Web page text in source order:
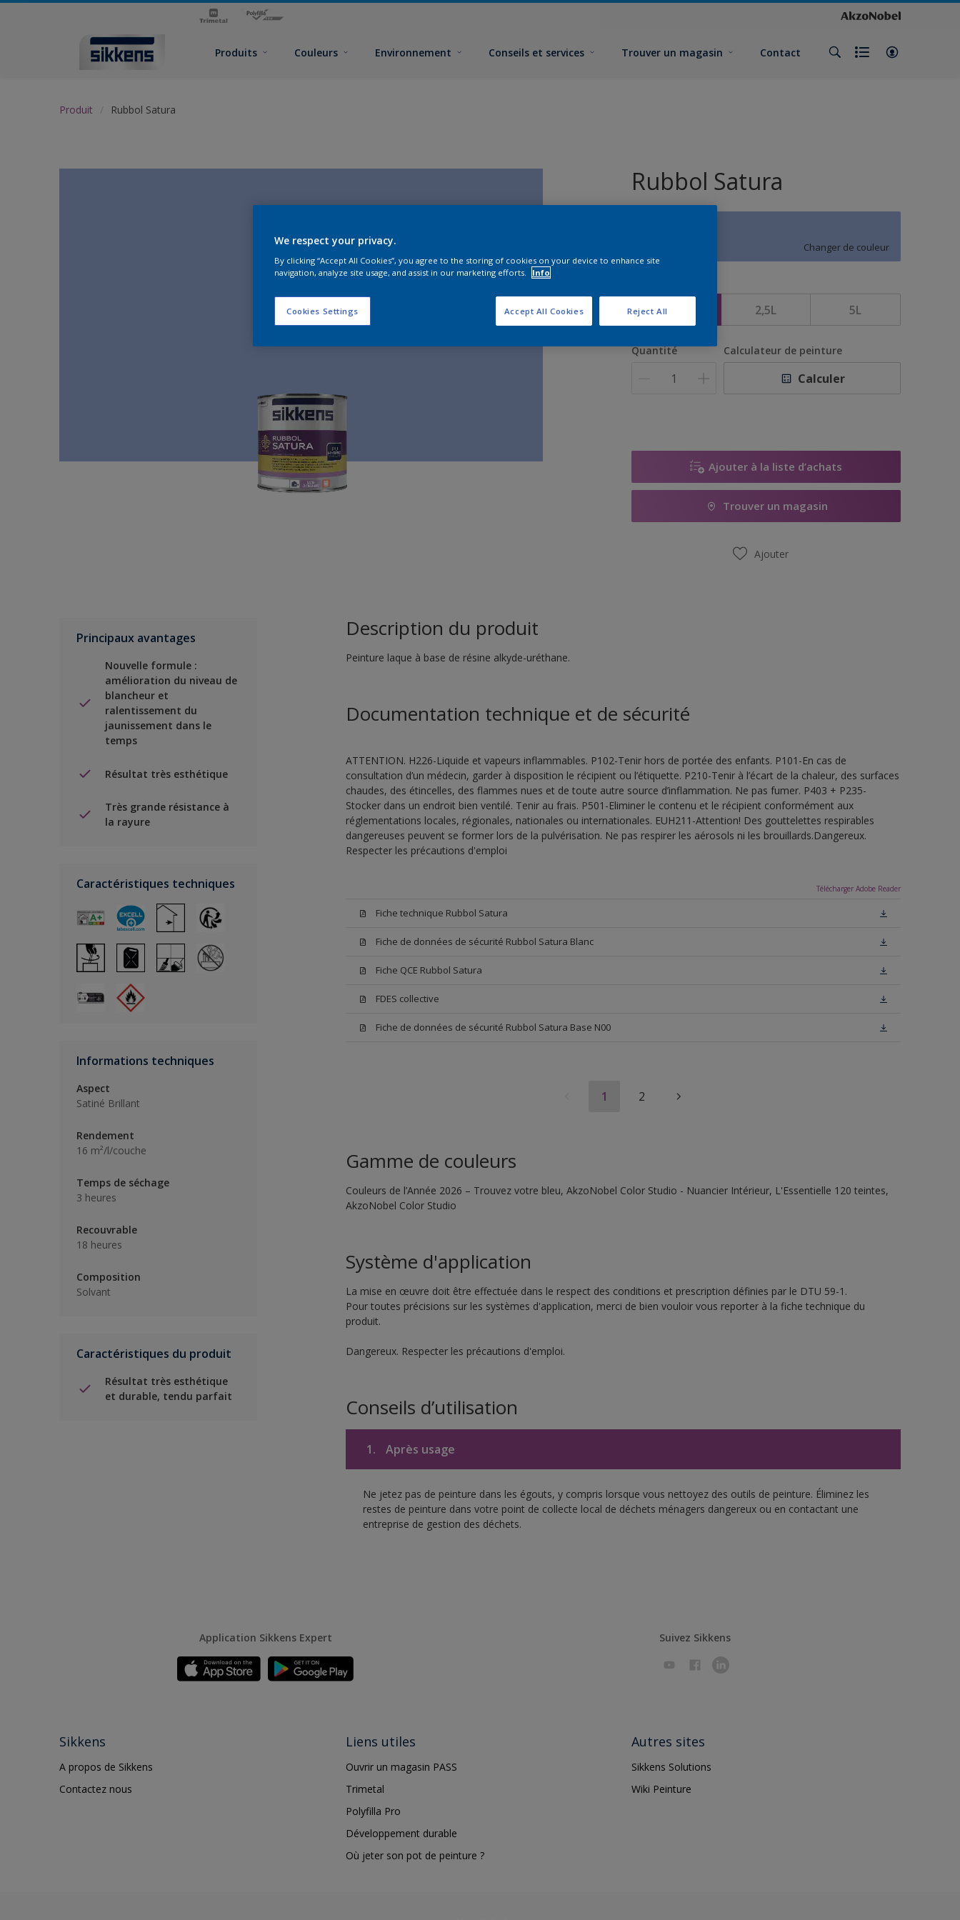
Produits Couleurs Environnement Conseils et services Trouver un magasin Contact
Produit Rubbol Satura
Rubbol Satura
Changer de couleur
2,5L 5L
Quantité Calculateur de peinture
Calculer
Ajouter à la liste d’achats
Trouver un magasin
Ajouter
Principaux avantages
Nouvelle formule :
amélioration du niveau de
blancheur et
ralentissement du
jaunissement dans le
temps
Résultat très esthétique
Très grande résistance à
la rayure
Caractéristiques techniques
Informations techniques
Aspect
Satiné Brillant
Rendement
16 m²/l/couche
Temps de séchage
3 heures
Recouvrable
18 heures
Composition
Solvant
Caractéristiques du produit
Résultat très esthétique
et durable, tendu parfait
Description du produit
Peinture laque à base de résine alkyde-uréthane.
Documentation technique et de sécurité
ATTENTION. H226-Liquide et vapeurs inflammables. P102-Tenir hors de portée des enfants. P101-En cas de
consultation d’un médecin, garder à disposition le récipient ou l’étiquette. P210-Tenir à l’écart de la chaleur, des surfaces
chaudes, des étincelles, des flammes nues et de toute autre source d’inflammation. Ne pas fumer. P403 + P235-
Stocker dans un endroit bien ventilé. Tenir au frais. P501-Eliminer le contenu et le récipient conformément aux
réglementations locales, régionales, nationales ou internationales. EUH211-Attention! Des gouttelettes respirables
dangereuses peuvent se former lors de la pulvérisation. Ne pas respirer les aérosols ni les brouillards.Dangereux.
Respecter les précautions d'emploi
Télécharger Adobe Reader
Fiche technique Rubbol Satura
Fiche de données de sécurité Rubbol Satura Blanc
Fiche QCE Rubbol Satura
FDES collective
Fiche de données de sécurité Rubbol Satura Base N00
1 2
Gamme de couleurs
Couleurs de l’Année 2026 – Trouvez votre bleu, AkzoNobel Color Studio - Nuancier Intérieur, L'Essentielle 120 teintes,
AkzoNobel Color Studio
Système d'application
La mise en œuvre doit être effectuée dans le respect des conditions et prescription définies par le DTU 59-1.
Pour toutes précisions sur les systèmes d'application, merci de bien vouloir vous reporter à la fiche technique du
produit.
Dangereux. Respecter les précautions d'emploi.
Conseils d’utilisation
1. Après usage
Ne jetez pas de peinture dans les égouts, y compris lorsque vous nettoyez des outils de peinture. Éliminez les
restes de peinture dans votre point de collecte local de déchets ménagers dangereux ou en contactant une
entreprise de gestion des déchets.
Application Sikkens Expert Suivez Sikkens
Sikkens
A propos de Sikkens
Contactez nous
Liens utiles
Ouvrir un magasin PASS
Trimetal
Polyfilla Pro
Développement durable
Où jeter son pot de peinture ?
Autres sites
Sikkens Solutions
Wiki Peinture
We respect your privacy.
By clicking “Accept All Cookies”, you agree to the storing of cookies on your device to enhance site
navigation, analyze site usage, and assist in our marketing efforts.
Info
Cookies Settings Reject All
Accept All Cookies